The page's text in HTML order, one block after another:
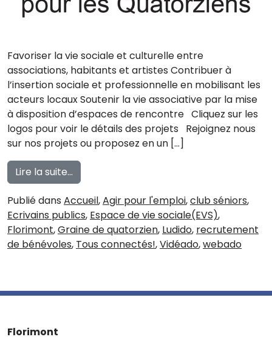
Favoriser la vie sociale et culturelle entre
associations, habitants et artistes Contribuer à
l’insertion sociale et professionnelle en mobilisant les
acteurs locaux Soutenir la vie associative par la mise
à disposition d’espaces de rencontre Cliquez sur les
logos pour voir le détails des projets Rejoignez nous
sur nos projets ou proposez en un […]
Lire la suite…
Publié dans Accueil,Agir pour l'emploi,club séniors,
Ecrivains publics, Espace de vie sociale(EVS),
Florimont,Graine de quatorzien, Ludido, recrutement
de bénévoles, Tous connectés!,Vidéado,webado
Florimont